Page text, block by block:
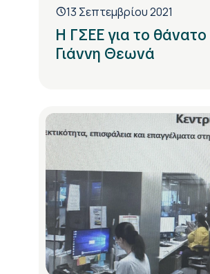
13 Σεπτεμβρίου 2021
Η ΓΣΕΕ για το θάνατο
Γιάννη Θεωνά